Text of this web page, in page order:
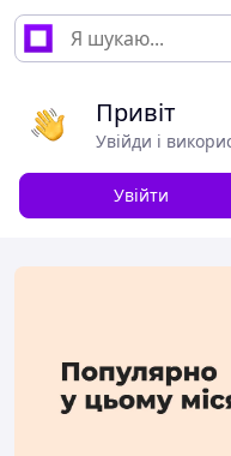
Привіт
Увійди і
Увійти